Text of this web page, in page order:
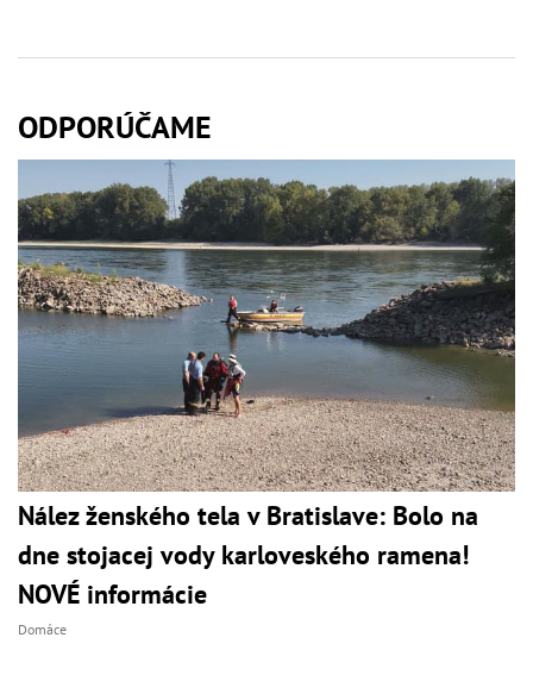
ODPORÚČAME
Nález ženského tela v Bratislave: Bolo na
dne stojacej vody karloveského ramena!
NOVÉ informácie
Domáce